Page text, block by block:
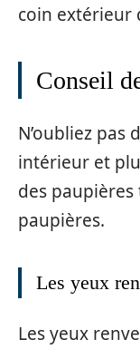
coin extérieur
Conseil
N’oubliez pas
intérieur et
des paupières
paupières.
Les yeux
Les yeux